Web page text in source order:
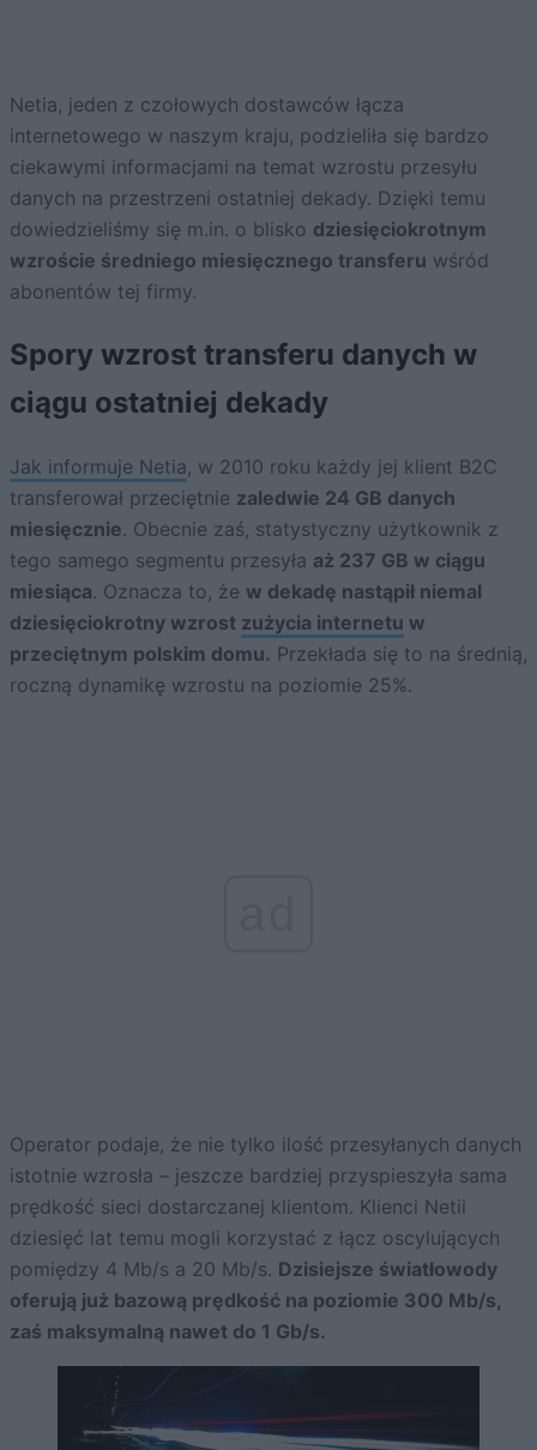
Netia, jeden z czołowych dostawców łącza
internetowego w naszym kraju, podzieliła się bardzo
ciekawymi informacjami na temat wzrostu przesyłu
danych na przestrzeni ostatniej dekady. Dzięki temu
dowiedzieliśmy się m.in. o blisko dziesięciokrotnym
wzroście średniego miesięcznego transferu wśród
abonentów tej firmy.
Spory wzrost transferu danych w
ciągu ostatniej dekady
Jak informuje Netia, w 2010 roku każdy jej klient B2C
transferował przeciętnie zaledwie 24 GB danych
miesięcznie. Obecnie zaś, statystyczny użytkownik z
tego samego segmentu przesyła aż 237 GB w ciągu
miesiąca. Oznacza to, że w dekadę nastąpił niemal
dziesięciokrotny wzrost zużycia internetu w
przeciętnym polskim domu. Przekłada się to na średnią,
roczną dynamikę wzrostu na poziomie 25%.
Operator podaje, że nie tylko ilość przesyłanych danych
istotnie wzrosła – jeszcze bardziej przyspieszyła sama
prędkość sieci dostarczanej klientom. Klienci Netii
dziesięć lat temu mogli korzystać z łącz oscylujących
pomiędzy 4 Mb/s a 20 Mb/s. Dzisiejsze światłowody
oferują już bazową prędkość na poziomie 300 Mb/s,
zaś maksymalną nawet do 1 Gb/s.